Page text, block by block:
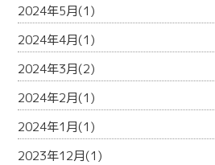
2024年5月(1)
2024年4月(1)
2024年3月(2)
2024年2月(1)
2024年1月(1)
2023年12月(1)